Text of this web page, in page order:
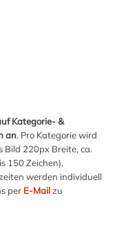
Kategorie- &
an. Pro Kategorie wird
Bild 220px Breite, ca.
150 Zeichen),
werden individuell
per E-Mailzu